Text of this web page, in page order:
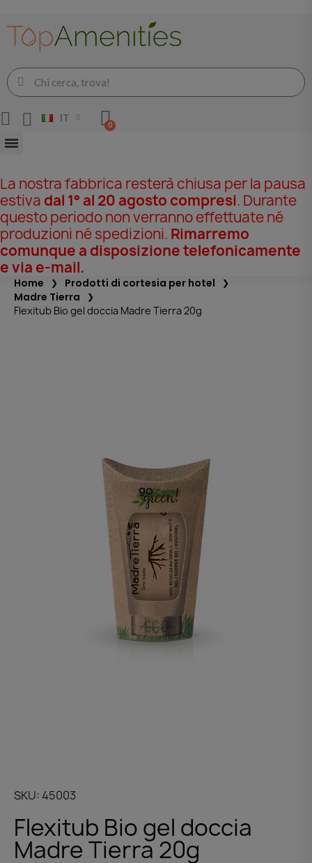
IT
La nostra fabbrica resterà chiusa per la pausa
estiva dal 1° al 20 agosto compresi. Durante
questo periodo non verranno effettuate né
produzioni né spedizioni. Rimarremo
comunque a disposizione telefonicamente
e via e-mail.
Home
Prodotti di cortesia per hotel
Madre Tierra
Flexitub Bio gel doccia Madre Tierra 20g
SKU 45003
Flexitub Bio gel doccia
Madre Tierra 20g